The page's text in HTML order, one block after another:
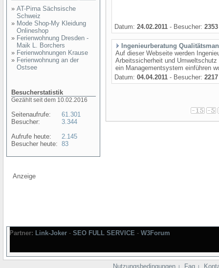
» AT-Pirna Sächsische
Schweiz
» Mode Shop-My Kleidung
Onlineshop
» Ferienwohnung Dresden -
Maik L. Borchers
» Ferienwohnungen Krause
» Ferienwohnung an der
Ostsee
Besucherstatistik
Gezählt seit dem 10.02.2016
Seitenaufrufe:
Besucher:
Aufrufe heute:
Besucher heute:
61.301
3.344
2.145
83
Datum: 24.02.2011 - Besucher: 2353
Ingenieurberatung
Auf dieser Webseite werden
Arbeitssicherheit und
ein Managementsystem einführen
Datum: 04.04.2011 - Besucher: 2217
Anzeige
Partner: Link-Joker - SEO FULL SERVICE - W3Forum
Nutzungsbedingungen | Faq |